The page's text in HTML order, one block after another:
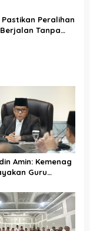
Ibadah
Jawa Barat
Pastikan Peralihan
Tanpa
Amin: Kemenag
Guru